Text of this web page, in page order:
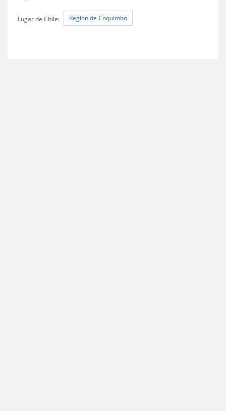
Lugar de Chile: Región de Coquimbo